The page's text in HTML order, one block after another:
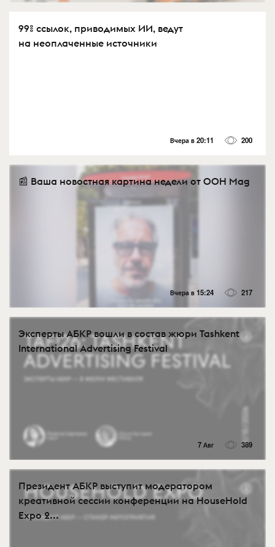
99% ссылок, приводимых ИИ, ведут
на неоплаченные источники
Вчера в 20:11 200
📰 Ваша новостная картина недели от OOH Mag
Вчера в 15:24 217
Эксперты АБКР вошли в состав жюри Tashkent
International Advertising Festival
7 Авг 389
Президент АБКР выступит модератором
креативной сессии конференции на HouseHold
Expo 2...